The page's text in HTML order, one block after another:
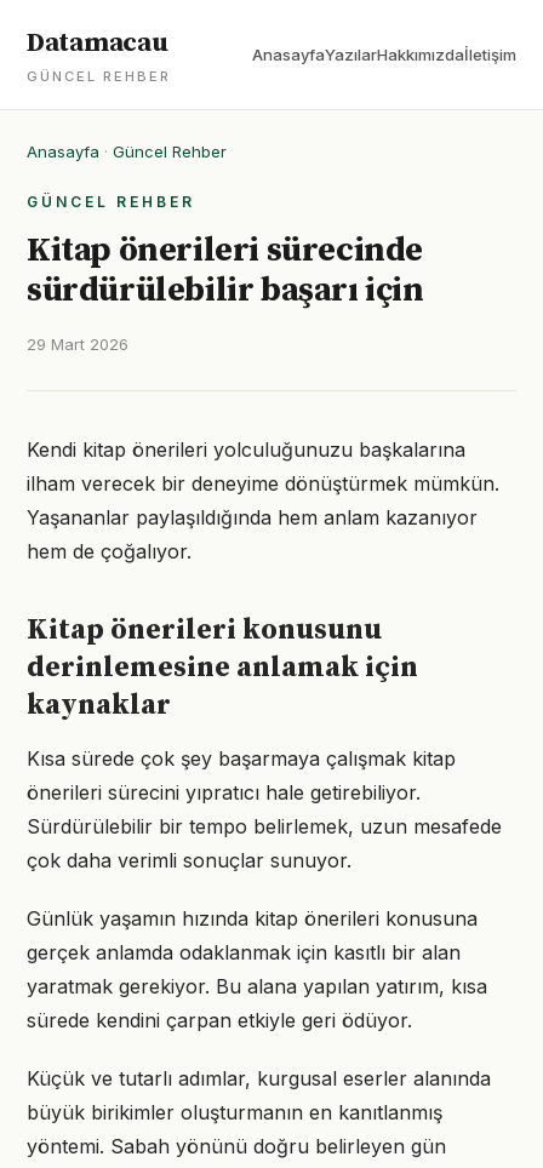
Datamacau
GÜNCEL REHBER
AnasayfaYazılarHakkımızdaİletişim
Anasayfa · Güncel Rehber
GÜNCEL REHBER
Kitap önerileri sürecinde
sürdürülebilir başarı için
29 Mart 2026
Kendi kitap önerileri yolculuğunuzu başkalarına
ilham verecek bir deneyime dönüştürmek mümkün.
Yaşananlar paylaşıldığında hem anlam kazanıyor
hem de çoğalıyor.
Kitap önerileri konusunu
derinlemesine anlamak için
kaynaklar
Kısa sürede çok şey başarmaya çalışmak kitap
önerileri sürecini yıpratıcı hale getirebiliyor.
Sürdürülebilir bir tempo belirlemek, uzun mesafede
çok daha verimli sonuçlar sunuyor.
Günlük yaşamın hızında kitap önerileri konusuna
gerçek anlamda odaklanmak için kasıtlı bir alan
yaratmak gerekiyor. Bu alana yapılan yatırım, kısa
sürede kendini çarpan etkiyle geri ödüyor.
Küçük ve tutarlı adımlar, kurgusal eserler alanında
büyük birikimler oluşturmanın en kanıtlanmış
yöntemi. Sabah yönünü doğru belirleyen gün